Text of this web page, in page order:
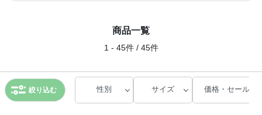
商品一覧
1 - 45件 / 45件
絞り込む 性別 サイズ 価格・セール